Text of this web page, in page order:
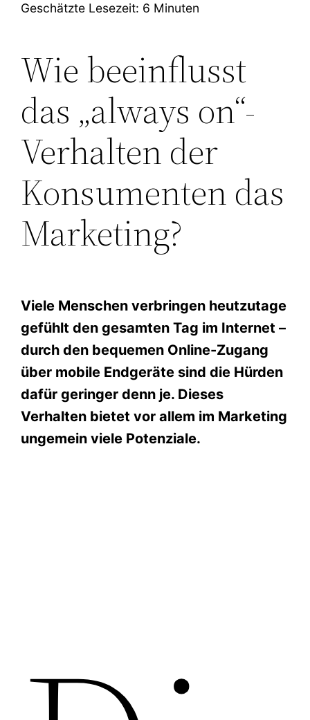
Geschätzte Lesezeit: 6 Minuten
Wie beeinflusst
das „always on“-
Verhalten der
Konsumenten das
Marketing?
Viele Menschen verbringen heutzutage
gefühlt den gesamten Tag im Internet –
durch den bequemen Online-Zugang
über mobile Endgeräte sind die Hürden
dafür geringer denn je. Dieses
Verhalten bietet vor allem im Marketing
ungemein viele Potenziale.